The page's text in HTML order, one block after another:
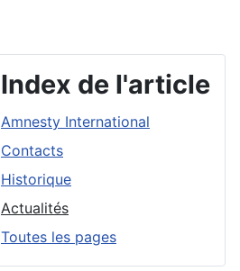
Index de l'article
Amnesty International
Contacts
Historique
Actualités
Toutes les pages